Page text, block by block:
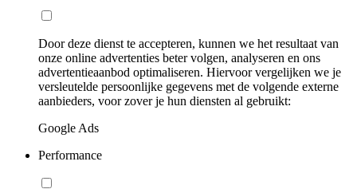
Door deze dienst te accepteren, kunnen we het resultaat van
onze online advertenties beter volgen, analyseren en ons
advertentieaanbod optimaliseren. Hiervoor vergelijken we je
versleutelde persoonlijke gegevens met de volgende externe
aanbieders, voor zover je hun diensten al gebruikt:
Google Ads
Performance